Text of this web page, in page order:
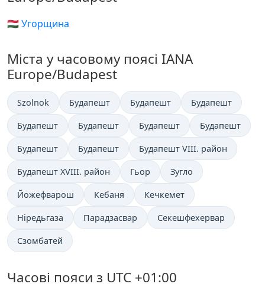
🇭🇺 Угорщина
Міста у часовому поясі IANA
Europe/Budapest
Szolnok Будапешт Будапешт Будапешт
Будапешт Будапешт Будапешт Будапешт
Будапешт Будапешт Будапешт VIII. район
Будапешт XVIII. район Гьор Зугло
Йожефварош Кебаня Кечкемет
Ніредьгаза Парадзасвар Секешфехервар
Сзомбатей
Часові пояси з UTC +01:00